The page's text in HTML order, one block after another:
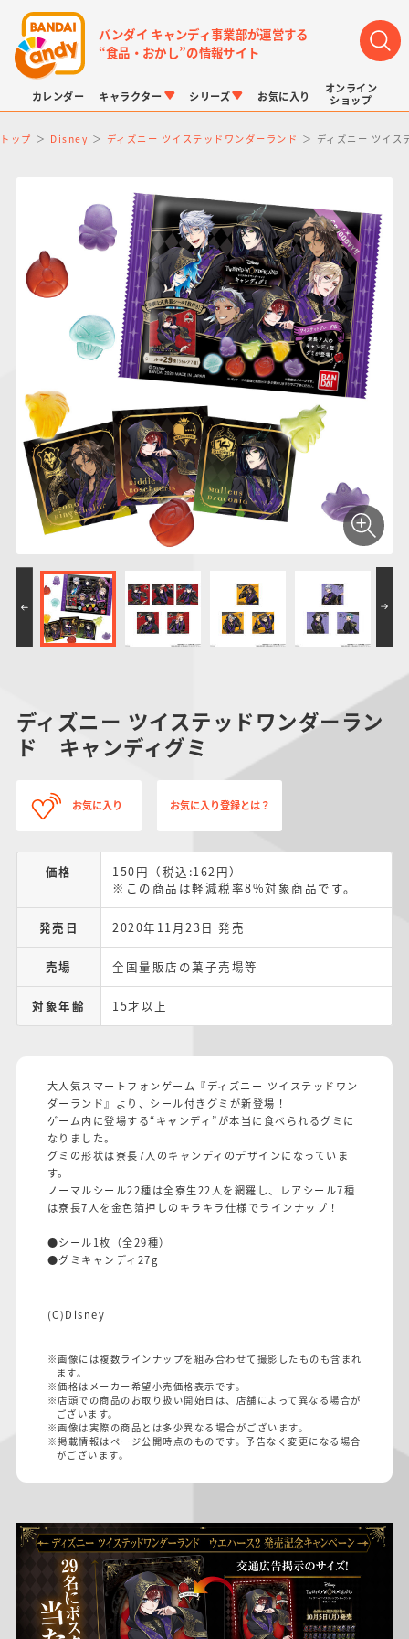
バンダイ キャンディ事業部が運営する
“食品・おかし”の情報サイト
カレンダー キャラクター
LINK TRAVELERS
仮面ライダーシリー
ズ
PROJECT R.E.D.・
スーパー戦隊シリー
ズ
プリキュアシリーズ
ガンダムシリーズ
ポケットモンスター
ドラゴンボール
アンパンマン
サンリオキャラクタ
ーズ
シリーズ
チョコボックス
キャラパキ
つりグミ
チョコサプ
にふぉるめーしょん
＆スクエアシール
SMPシリーズ
ポケモンキッズ
ポケモンスケールワ
ールド
キャラデコ
お気に入り
オンライン
ショップ
トップ Disney ディズニー ツイステッドワンダーランド ディズニー ツイ
ディズニー ツイステッドワンダーラン
ド キャンディグミ
お気に入り お気に入り登録とは？
価格
150円（税込:162円）
※この商品は軽減税率8%対象商品です。
発売日 2020年11月23日 発売
売場 全国量販店の菓子売場等
対象年齢 15才以上
大人気スマートフォンゲーム『ディズニー ツイステッドワン
ダーランド』より、シール付きグミが新登場！
ゲーム内に登場する“キャンディ”が本当に食べられるグミに
なりました。
グミの形状は寮長7人のキャンディのデザインになっていま
す。
ノーマルシール22種は全寮生22人を網羅し、レアシール7種
は寮長7人を金色箔押しのキラキラ仕様でラインナップ！
●シール1枚（全29種）
●グミキャンディ27g
(C)Disney
※画像には複数ラインナップを組み合わせて撮影したものも含まれ
ます。
※価格はメーカー希望小売価格表示です。
※店頭での商品のお取り扱い開始日は、店舗によって異なる場合が
ございます。
※画像は実際の商品とは多少異なる場合がございます。
※掲載情報はページ公開時点のものです。予告なく変更になる場合
がございます。